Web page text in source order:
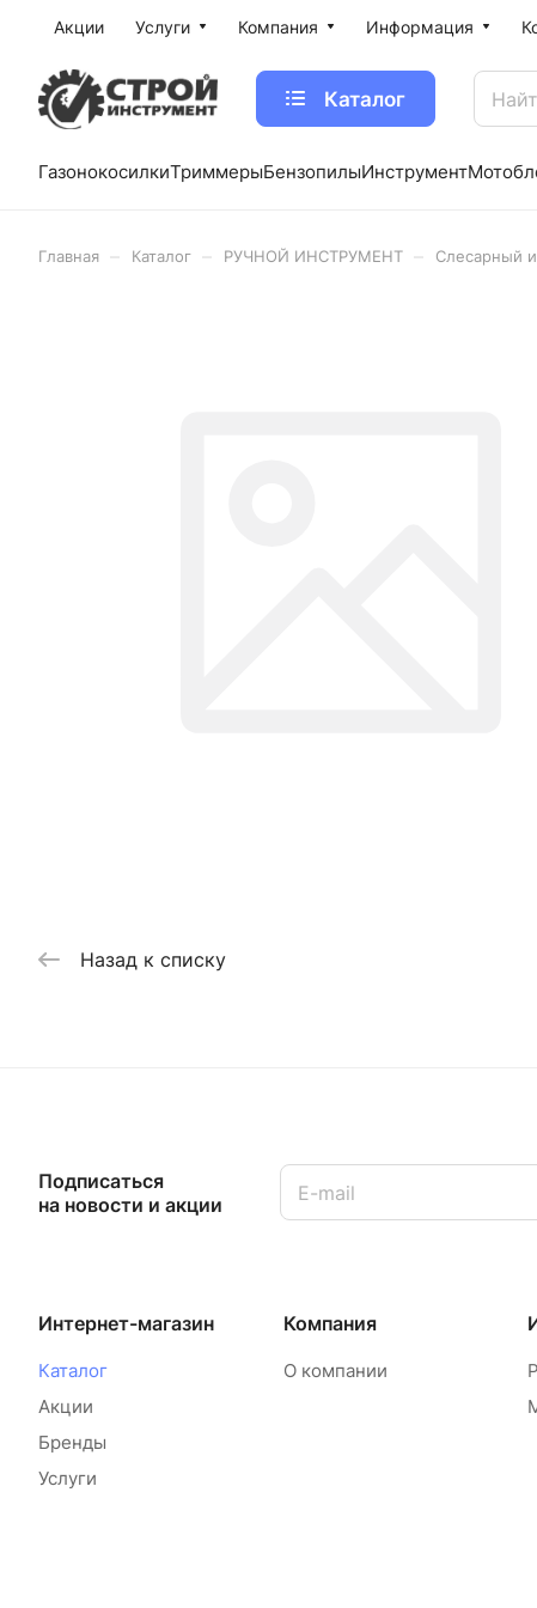
Акции Услуги Компания Информация
Каталог
ГазонокосилкиТриммерыБензопилыИнструмент
Главная Каталог РУЧНОЙ ИНСТРУМЕНТ Слесарный
Назад к списку
Подписаться
на новости и акции
Интернет-магазин
Каталог
Акции
Бренды
Услуги
Компания
О компании